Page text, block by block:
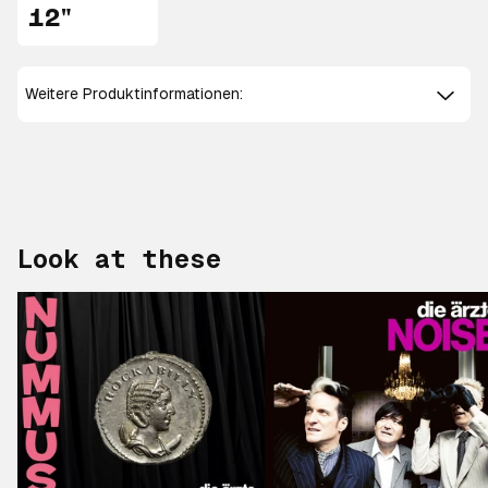
12"
Weitere Produktinformationen:
Look at these